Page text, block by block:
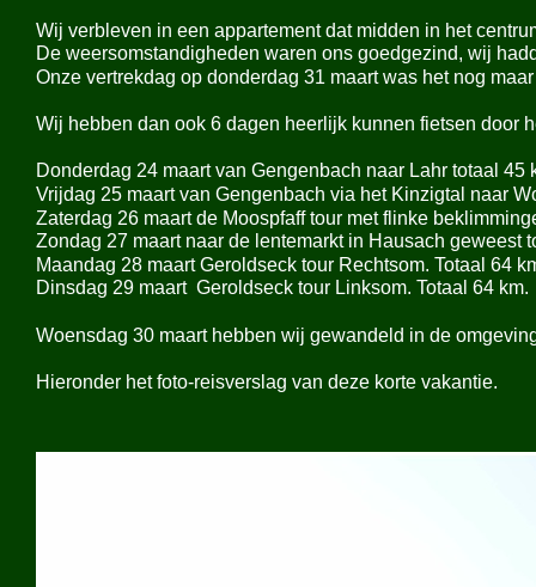
Wij verbleven in een appartement dat midden in het
De weersomstandigheden waren ons goedgezind, wij
Onze vertrekdag op donderdag 31 maart was het nog
Wij hebben dan ook 6 dagen heerlijk kunnen fietsen door
Donderdag 24 maart van Gengenbach naar Lahr totaal 45
Vrijdag 25 maart van Gengenbach via het Kinzigtal naar
Zaterdag 26 maart de Moospfaff tour met flinke
Zondag 27 maart naar de lentemarkt in Hausach geweest
Maandag 28 maart Geroldseck tour Rechtsom. Totaal 64
Dinsdag 29 maart Geroldseck tour Linksom. Totaal 64 km.
Woensdag 30 maart hebben wij gewandeld in de
Hieronder het foto-reisverslag van deze korte vakantie.